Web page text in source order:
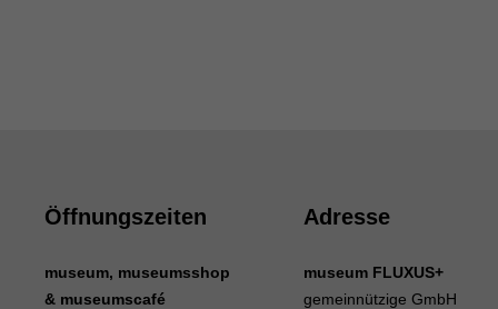
Öffnungszeiten
museum, museumsshop
& museumscafé
Adresse
museum FLUXUS+
gemeinnützige GmbH